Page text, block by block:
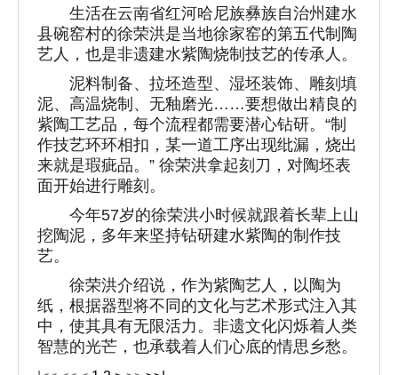
生活在云南省红河哈尼族彝族自治州建水
县碗窑村的徐荣洪是当地徐家窑的第五代制陶
艺人，也是非遗建水紫陶烧制技艺的传承人。
泥料制备、拉坯造型、湿坯装饰、雕刻填
泥、高温烧制、无釉磨光……要想做出精良的
紫陶工艺品，每个流程都需要潜心钻研。“制
作技艺环环相扣，某一道工序出现纰漏，烧出
来就是瑕疵品。” 徐荣洪拿起刻刀，对陶坯表
面开始进行雕刻。
今年57岁的徐荣洪小时候就跟着长辈上山
挖陶泥，多年来坚持钻研建水紫陶的制作技
艺。
徐荣洪介绍说，作为紫陶艺人，以陶为
纸，根据器型将不同的文化与艺术形式注入其
中，使其具有无限活力。非遗文化闪烁着人类
智慧的光芒，也承载着人们心底的情思乡愁。